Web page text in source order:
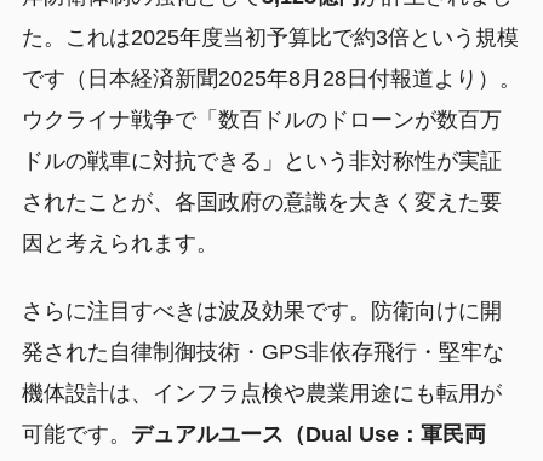
た。これは2025年度当初予算比で約3倍という規模
です（日本経済新聞2025年8月28日付報道より）。
ウクライナ戦争で「数百ドルのドローンが数百万
ドルの戦車に対抗できる」という非対称性が実証
されたことが、各国政府の意識を大きく変えた要
因と考えられます。
さらに注目すべきは波及効果です。防衛向けに開
発された自律制御技術・GPS非依存飛行・堅牢な
機体設計は、インフラ点検や農業用途にも転用が
可能です。 デュアルユース（Dual Use：軍民両